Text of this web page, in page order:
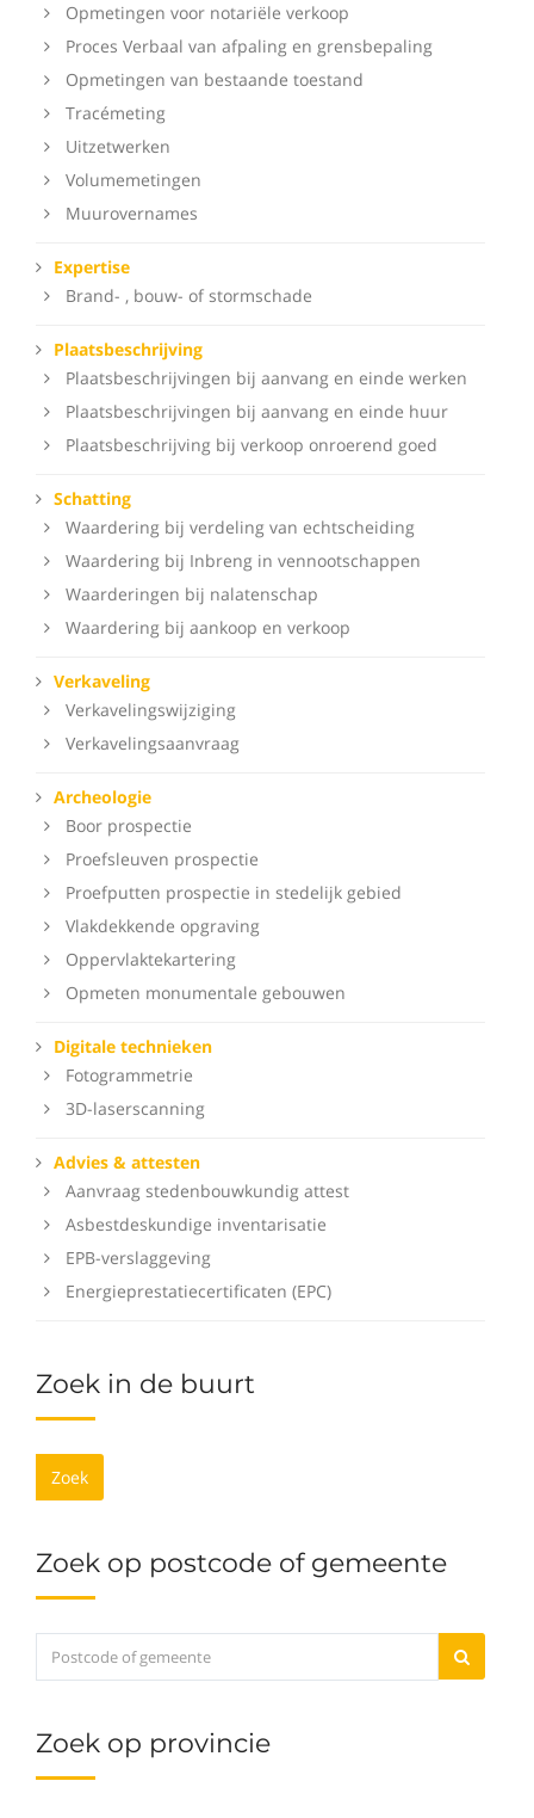
Opmetingen voor notariële verkoop
Proces Verbaal van afpaling en grensbepaling
Opmetingen van bestaande toestand
Tracémeting
Uitzetwerken
Volumemetingen
Muurovernames
Expertise
Brand- , bouw- of stormschade
Plaatsbeschrijving
Plaatsbeschrijvingen bij aanvang en einde werken
Plaatsbeschrijvingen bij aanvang en einde huur
Plaatsbeschrijving bij verkoop onroerend goed
Schatting
Waardering bij verdeling van echtscheiding
Waardering bij Inbreng in vennootschappen
Waarderingen bij nalatenschap
Waardering bij aankoop en verkoop
Verkaveling
Verkavelingswijziging
Verkavelingsaanvraag
Archeologie
Boor prospectie
Proefsleuven prospectie
Proefputten prospectie in stedelijk gebied
Vlakdekkende opgraving
Oppervlaktekartering
Opmeten monumentale gebouwen
Digitale technieken
Fotogrammetrie
3D-laserscanning
Advies & attesten
Aanvraag stedenbouwkundig attest
Asbestdeskundige inventarisatie
EPB-verslaggeving
Energieprestatiecertificaten (EPC)
Zoek in de buurt
Zoek
Zoek op postcode of gemeente
Zoek op provincie